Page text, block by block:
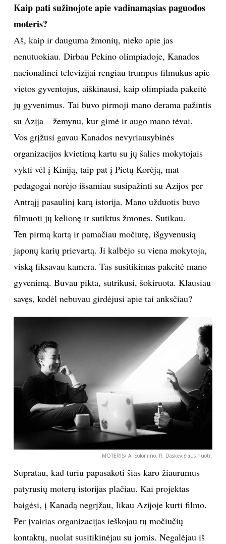
Kaip pati sužinojote apie vadinamąsias paguodos
moteris?
Aš, kaip ir dauguma žmonių, nieko apie jas
nenutuokiau. Dirbau Pekino olimpiadoje, Kanados
nacionalinei televizijai rengiau trumpus filmukus apie
vietos gyventojus, aiškinausi, kaip olimpiada pakeitė
jų gyvenimus. Tai buvo pirmoji mano derama pažintis
su Azija – žemynu, kur gimė ir augo mano tėvai.
Vos grįžusi gavau Kanados nevyriausybinės
organizacijos kvietimą kartu su jų šalies mokytojais
vykti vėl į Kiniją, taip pat į Pietų Korėją, mat
pedagogai norėjo išsamiau susipažinti su Azijos per
Antrąjį pasaulinį karą istorija. Mano užduotis buvo
filmuoti jų kelionę ir sutiktus žmones. Sutikau.
Ten pirmą kartą ir pamačiau močiutę, išgyvenusią
japonų karių prievartą. Ji kalbėjo su viena mokytoja,
viską fiksavau kamera. Tas susitikimas pakeitė mano
gyvenimą. Buvau pikta, sutrikusi, šokiruota. Klausiau
savęs, kodėl nebuvau girdėjusi apie tai anksčiau?
MOTERIS/ A. Solomino, R. Daskevičiaus nuotr.
Supratau, kad turiu papasakoti šias karo žiaurumus
patyrusių moterų istorijas plačiau. Kai projektas
baigėsi, į Kanadą negrįžau, likau Azijoje kurti filmo.
Per įvairias organizacijas ieškojau tų močiučių
kontaktų, nuolat susitikinėjau su jomis. Negalėjau iš